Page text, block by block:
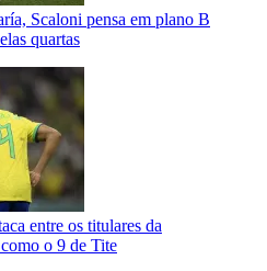
Scaloni pensa em plano B
quartas
entre os titulares da
o 9 de Tite